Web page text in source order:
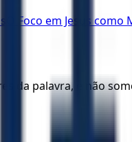
O Foco em Jesus como
da palavra, e não